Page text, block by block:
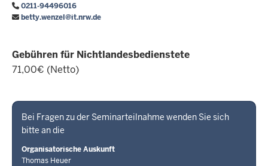
0211-94496016
betty.wenzel@it.nrw.de
Gebühren für Nichtlandesbedienstete
71,00€ (Netto)
Bei Fragen zu der Seminarteilnahme wenden Sie sich
bitte an die
Organisatorische Auskunft
Thomas Heuer